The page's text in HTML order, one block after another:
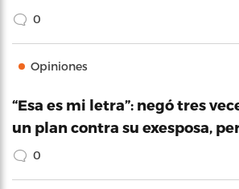
0
Opiniones
“Esa es mi letra”: negó tres
un plan contra su exesposa,
0